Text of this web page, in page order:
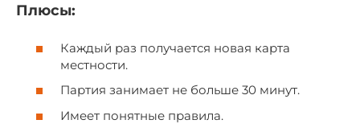
Плюсы:
Каждый раз получается новая карта
местности.
Партия занимает не больше 30 минут.
Имеет понятные правила.